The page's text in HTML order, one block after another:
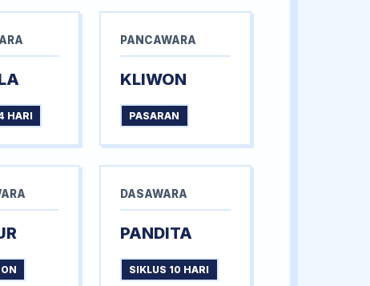
HARI
PANCAWARA
KLIWON
PASARAN
DASAWARA
PANDITA
SIKLUS 10 HARI